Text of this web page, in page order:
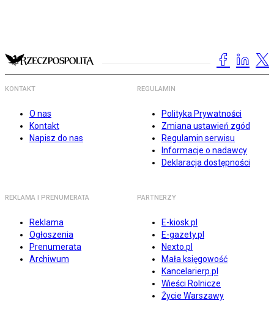
KONTAKT
O nas
Kontakt
Napisz do nas
REGULAMIN
Polityka Prywatności
Zmiana ustawień zgód
Regulamin serwisu
Informacje o nadawcy
Deklaracja dostępności
REKLAMA I PRENUMERATA
Reklama
Ogłoszenia
Prenumerata
Archiwum
PARTNERZY
E-kiosk.pl
E-gazety.pl
Nexto.pl
Mała księgowość
Kancelarierp.pl
Wieści Rolnicze
Życie Warszawy